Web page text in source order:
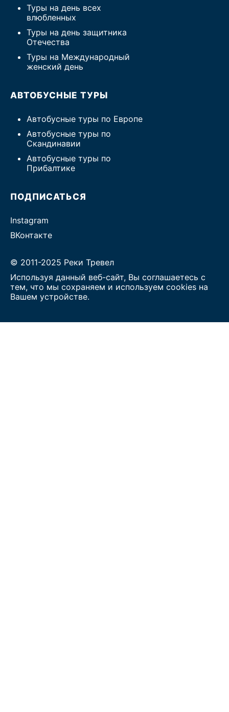
Туры на день всех
влюбленных
Туры на день защитника
Отечества
Туры на Международный
женский день
АВТОБУСНЫЕ ТУРЫ
Автобусные туры по Европе
Автобусные туры по
Скандинавии
Автобусные туры по
Прибалтике
ПОДПИСАТЬСЯ
Instagram
ВКонтакте
© 2011-2025 Реки Тревел
Используя данный веб-сайт, Вы соглашаетесь с
тем, что мы сохраняем и используем cookies на
Вашем устройстве.